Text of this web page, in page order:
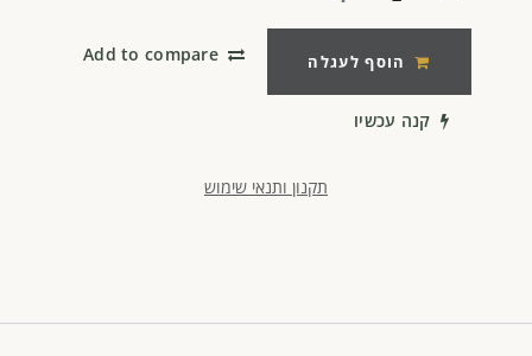
הוסף לעגלה
קנה עכשיו
Add to compare
תקנון ותנאי שימוש